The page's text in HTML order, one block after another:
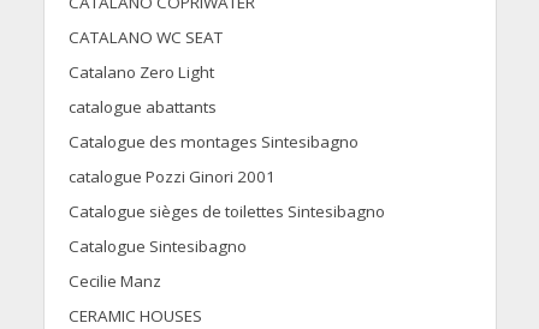
CATALANO WC SEAT
Catalano Zero Light
catalogue abattants
Catalogue des montages Sintesibagno
catalogue Pozzi Ginori 2001
Catalogue sièges de toilettes Sintesibagno
Catalogue Sintesibagno
Cecilie Manz
CERAMIC HOUSES